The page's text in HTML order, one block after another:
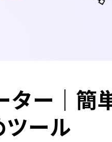
ター｜簡
ール